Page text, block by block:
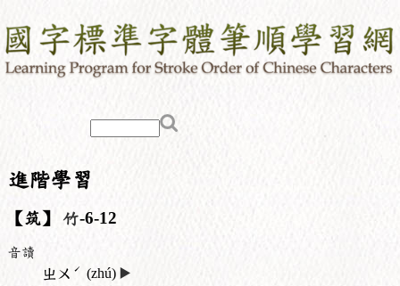
進階學習
【筑】 竹-6-12
音讀
ㄓㄨ ˊ (zhú) ▶️